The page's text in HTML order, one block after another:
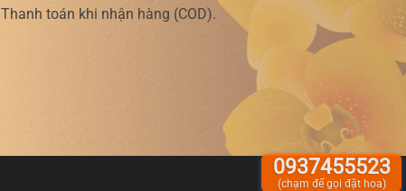
Thanh toán khi nhận hàng (COD).
0937455523
(chạm để gọi đặt hoa)